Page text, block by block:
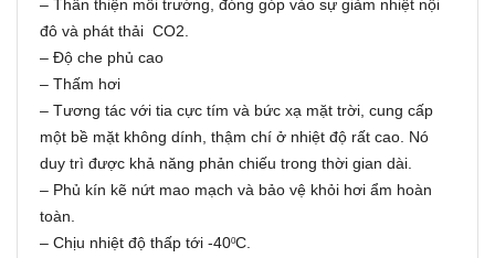
– Thân thiện môi trường, đóng góp vào sự giảm nhiệt nội
đô và phát thải CO2.
– Độ che phủ cao
– Thấm hơi
– Tương tác với tia cực tím và bức xạ mặt trời, cung cấp
một bề mặt không dính, thậm chí ở nhiệt độ rất cao. Nó
duy trì được khả năng phản chiếu trong thời gian dài.
– Phủ kín kẽ nứt mao mạch và bảo vệ khỏi hơi ẩm hoàn
toàn.
– Chịu nhiệt độ thấp tới -400C.